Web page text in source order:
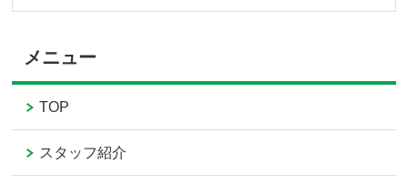
メニュー
TOP
スタッフ紹介